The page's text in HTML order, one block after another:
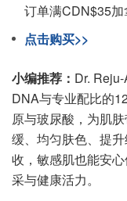
订单满CDN$35加
点击购买>>
小编推荐： Dr.
DNA与专业配比的
原与玻尿酸，为肌
缓、均匀肤色、提
收，敏感肌也能安
采与健康活力。